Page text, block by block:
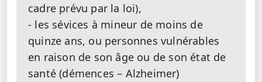
cadre prévu par la loi),
- les sévices à mineur de moins de
quinze ans, ou personnes vulnérables
en raison de son âge ou de son état de
santé (démences – Alzheimer)